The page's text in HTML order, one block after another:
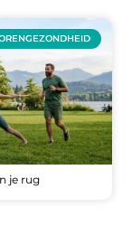
je rug